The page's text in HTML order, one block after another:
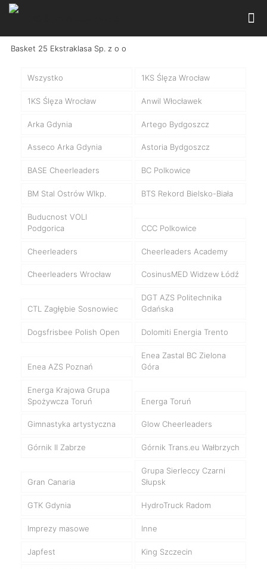
Wszystko 1KS Ślęza Wrocław
1KS Ślęza Wrocław Anwil Włocławek
Arka Gdynia Artego Bydgoszcz
Asseco Arka Gdynia Astoria Bydgoszcz
BASE Cheerleaders BC Polkowice
BM Stal Ostrów Wlkp. BTS Rekord Bielsko-Biała
Buducnost VOLI
Podgorica
CCC Polkowice
Cheerleaders Cheerleaders Academy
Cheerleaders Wrocław CosinusMED Widzew Łódź
CTL Zagłębie Sosnowiec
DGT AZS Politechnika
Gdańska
Dogsfrisbee Polish Open Dolomiti Energia Trento
Enea AZS Poznań
Enea Zastal BC Zielona
Góra
Energa Krajowa Grupa
Spożywcza Toruń
Energa Toruń
Gimnastyka artystyczna Glow Cheerleaders
Górnik II Zabrze Górnik Trans.eu Wałbrzych
Gran Canaria
Grupa Sierleccy Czarni
Słupsk
GTK Gdynia HydroTruck Radom
Imprezy masowe Inne
Japfest King Szczecin